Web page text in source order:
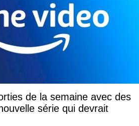
de la semaine avec des
série qui devrait